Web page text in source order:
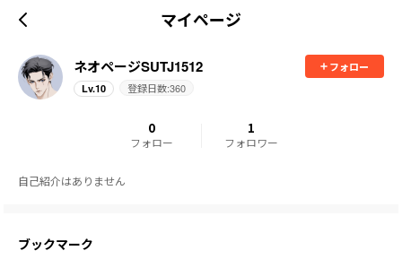
マイページ
ネオページSUTJ1512
フォロー
Lv.10 登録日数:360
0
フォロー
1
フォロワー
自己紹介はありません
ブックマーク